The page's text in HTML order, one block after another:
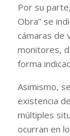
Por su
Obra” se
cámaras de
monitores,
forma
Asimismo,
existencia
múltiples
ocurran en